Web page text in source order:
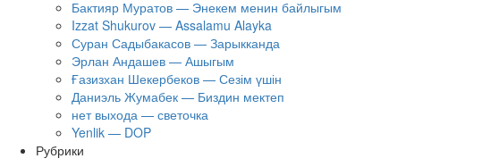
Бактияр Муратов — Энекем менин байлыгым
Izzat Shukurov — Assalamu Alayka
Суран Садыбакасов — Зарыкканда
Эрлан Андашев — Ашыгым
Ғазизхан Шекербеков — Сезім үшін
Даниэль Жумабек — Биздин мектеп
нет выхода — светочка
Yenlik — DOP
Рубрики